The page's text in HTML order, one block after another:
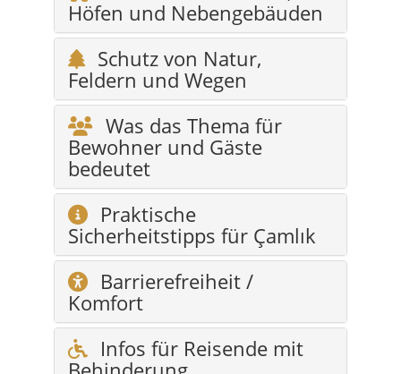
Was das Thema für
Bewohner und Gäste
bedeutet
Praktische
Sicherheitstipps für Çamlık
Barrierefreiheit /
Komfort
Infos für Reisende mit
Behinderung
Hidden Gem: Warum
auch diese Seite wichtig ist